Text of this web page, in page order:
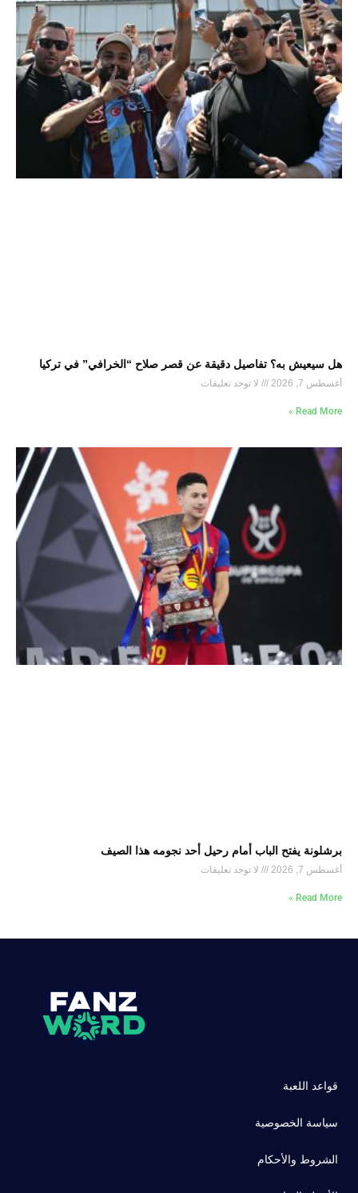
هل سيعيش به؟ تفاصيل دقيقة عن قصر صلاح “الخرافي” في تركيا
أغسطس 7, 2026 لا توجد تعليقات
Read More »
برشلونة يفتح الباب أمام رحيل أحد نجومه هذا الصيف
أغسطس 7, 2026 لا توجد تعليقات
Read More »
قواعد اللعبة
سياسة الخصوصية
الشروط والأحكام